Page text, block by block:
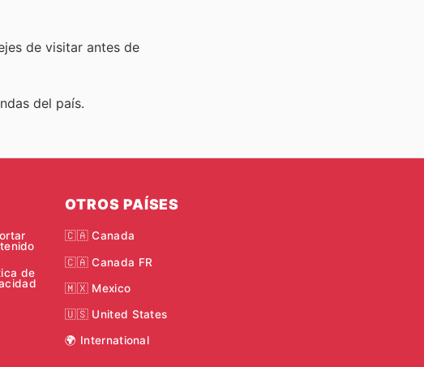
de visitar antes de
del país.
de
OTROS PAÍSES
🇨🇦 Canada
🇨🇦 Canada FR
🇲🇽 Mexico
🇺🇸 United States
🌍 International